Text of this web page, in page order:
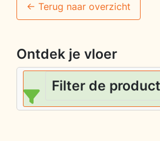
Ontdek je vloer
Filter de
<- Terug naar overzicht